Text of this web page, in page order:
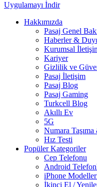
Uygulamayı İndir
Hakkımızda
Pasaj Genel
Haberler &
Kurumsal
Kariyer
Gizlilik ve
Pasaj İletişim
Pasaj Blog
Pasaj Gaming
Turkcell Blog
Akıllı Ev
5G
Numara Taşıma
Hız Testi
Popüler Kategoriler
Cep Telefonu
Android
iPhone
İkinci El /